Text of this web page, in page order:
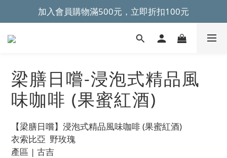
~全館滿499元免運~
加入會員購物滿500元，立即折扣100元
~全館滿499元免運~
梁膳日嚐-浸泡式精品風
味咖啡 (果蜜紅酒)
【梁膳日嚐】浸泡式精品風味咖啡 (果蜜紅酒)
衣索比亞  野玫瑰
產區 | 古吉